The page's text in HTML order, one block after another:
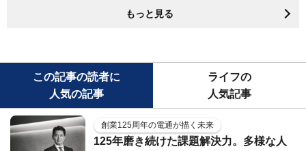
もっと見る
この記事の読者に
人気の記事
ライフの
人気記事
創業125周年の電通が描く未来
125年磨き続けた課題解決力。多様な人